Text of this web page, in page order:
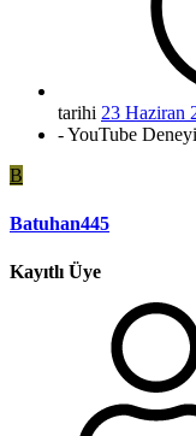
tarihi 23 Haziran
- YouTube
B
Batuhan445
Kayıtlı Üye